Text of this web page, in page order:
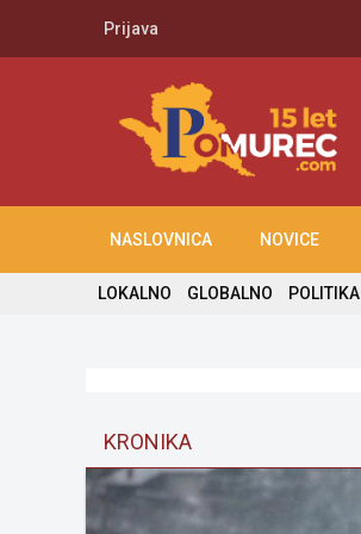
Prijava
NASLOVNICA NOVICE
LOKALNO GLOBALNO POLITIKA
KRONIKA